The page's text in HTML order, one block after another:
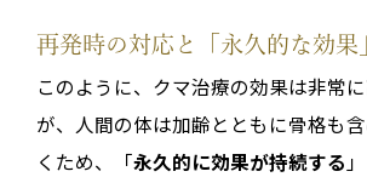
再発時の対応と「永久的な効果
このように、クマ治療の効果は非常
が、人間の体は加齢とともに骨格も
くため、「永久的に効果が持続する